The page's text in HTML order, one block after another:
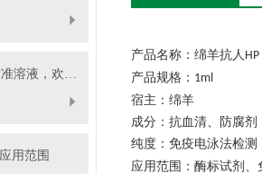
信帆生物销售碳酸钠标准溶液，欢迎抢购
用范围
产品名称：绵羊抗人 HP
产品规格： 1ml
宿主：绵羊
成分：抗血清、防腐剂
纯度：免疫电泳法检测
应用范围：酶标试剂